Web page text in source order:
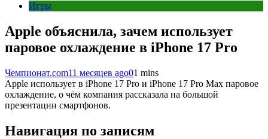
Игры
Apple объяснила, зачем использует
паровое охлаждение в iPhone 17 Pro
Чемпионат.com11 месяцев ago01 mins
Apple использует в iPhone 17 Pro и iPhone 17 Pro Max паровое
охлаждение, о чём компания рассказала на большой
презентации смартфонов.
Навигация по записям